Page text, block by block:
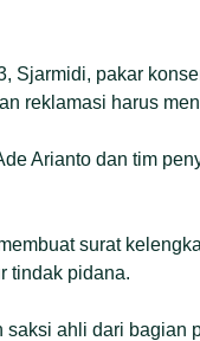
Sjarmidi, pakar
reklamasi harus
Arianto dan tim
surat
tindak pidana.
ahli dari bagian